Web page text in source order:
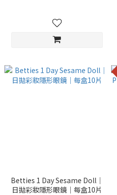
Betties 1 Day Sesame Doll｜
日拋彩妝隱形眼鏡｜每盒10片